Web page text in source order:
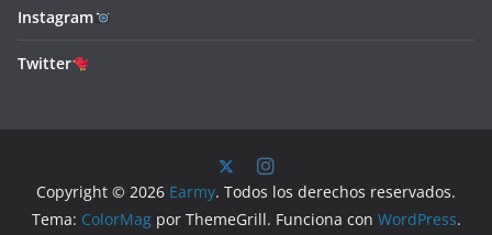
Instagram
Twitter
Copyright © 2026 Earmy. Todos los derechos reservados.
Tema: ColorMagpor ThemeGrill. Funciona con WordPress.